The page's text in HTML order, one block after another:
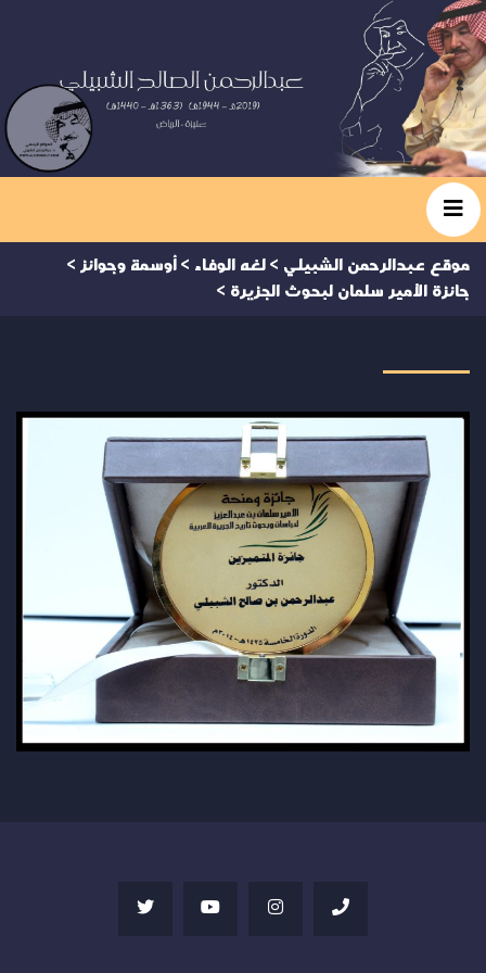
موقع عبدالرحمن الشبيلي > لغه الوفاء > أوسمة وجوائز >
جائزة الأمير سلمان لبحوث الجزيرة >